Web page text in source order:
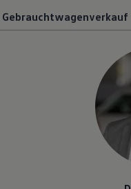
Gebrauchtwagenverkauf